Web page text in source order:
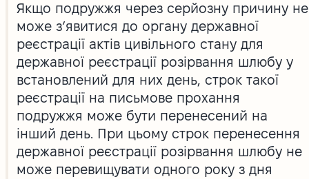
Якщо подружжя через серйозну причину не
може з’явитися до органу державної
реєстрації актів цивільного стану для
державної реєстрації розірвання шлюбу у
встановлений для них день, строк такої
реєстрації на письмове прохання
подружжя може бути перенесений на
інший день. При цьому строк перенесення
державної реєстрації розірвання шлюбу не
може перевищувати одного року з дня